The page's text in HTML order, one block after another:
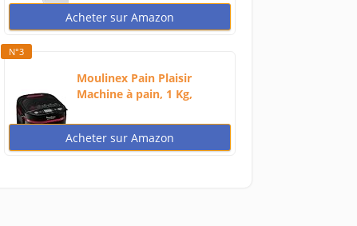
Acheter sur Amazon
N°3
Moulinex Pain Plaisir
Machine à pain, 1 Kg,
Acheter sur Amazon